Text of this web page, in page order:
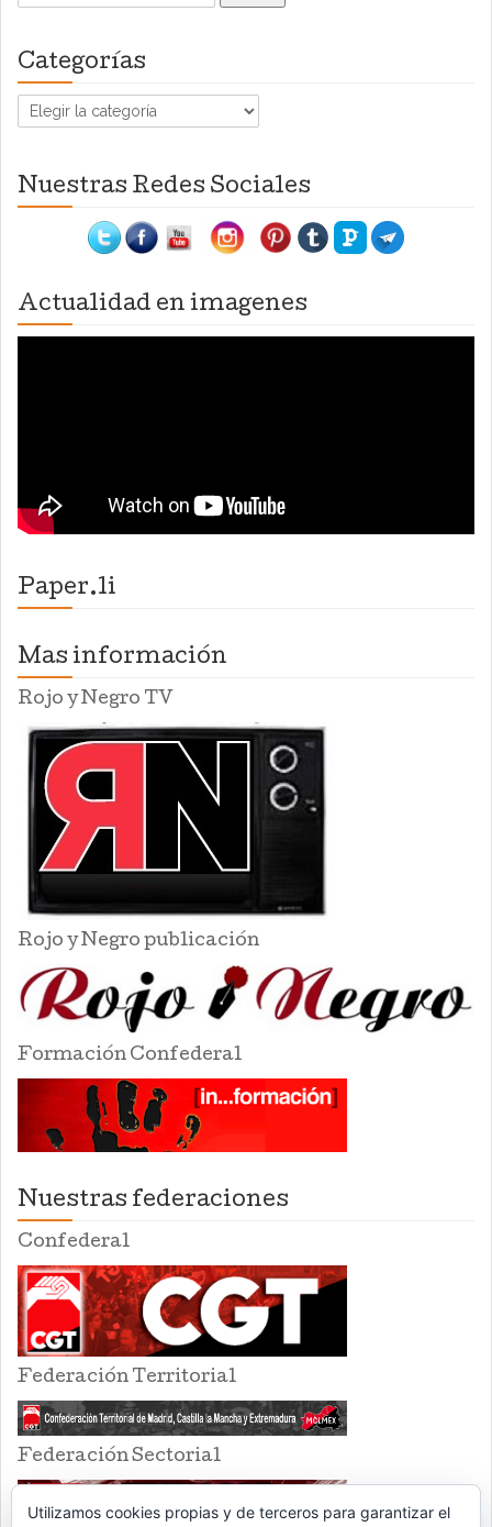
Categorías
Categorías
Nuestras Redes Sociales
Actualidad en imagenes
Paper.li
Mas información
Rojo y Negro TV
Rojo y Negro publicación
Formación Confederal
Nuestras federaciones
Confederal
Federación Territorial
Federación Sectorial
Utilizamos cookies propias y de terceros para garantizar el